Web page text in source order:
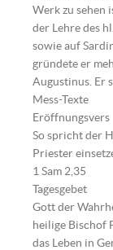
Werk zu sehen
der Lehre des
sowie auf
gründete er
Augustinus. Er
Mess-Texte
Eröffnungsvers
So spricht der
Priester
1 Sam 2,35
Tagesgebet
Gott der
heilige Bischof
das Leben in